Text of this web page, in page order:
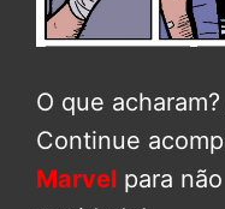
O que
Continue
Marvel para